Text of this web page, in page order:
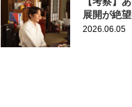
展開が絶
2026.06.05